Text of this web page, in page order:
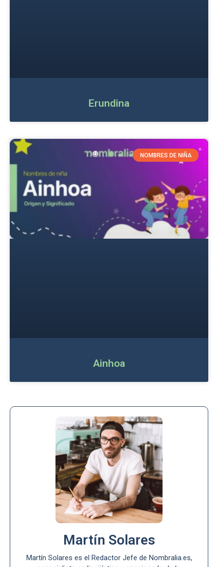
Erundina
NOMBRES DE NIÑA
Ainhoa
Martín Solares
Martín Solares es el Redactor Jefe de Nombralia.es,